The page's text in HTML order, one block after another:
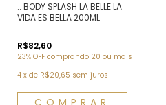
.. BODY SPLASH LA BELLE LA
VIDA ES BELLA 200ML
R$82,60
23% OFF comprando 20 ou mais
4 x de R$20,65 sem juros